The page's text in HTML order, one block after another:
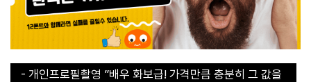
- 개인프로필촬영 ”배우 화보급! 가격만큼 충분히 그 값을
합니다“
- 개인프로필촬영 ”배우 화보급! 가격만큼 충분히 그 값을